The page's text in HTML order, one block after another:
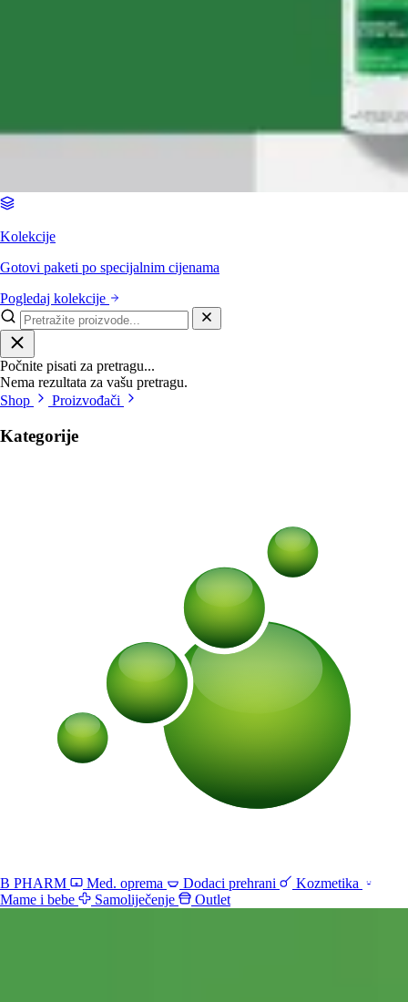
Kolekcije
Gotovi paketi po specijalnim cijenama
Pogledaj kolekcije
Počnite pisati za pretragu...
Nema rezultata za vašu pretragu.
Shop
Proizvođači
Kategorije
B PHARM Med. oprema Dodaci prehrani
Kozmetika
Mame i bebe
Samoliječenje Outlet